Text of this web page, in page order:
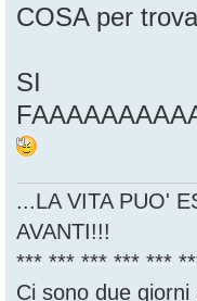
COSA per
SI
...LA VITA PUO'
AVANTI!!!
*** *** *** *** ***
Ci sono due